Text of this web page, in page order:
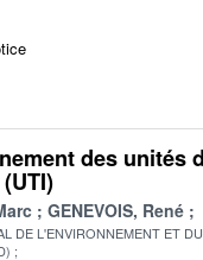
des unités
GENEVOIS, René
DE L'ENVIRONNEMENT ET